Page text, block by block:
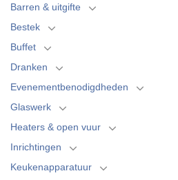
Barren & uitgifte
Bestek
Buffet
Dranken
Evenementbenodigdheden
Glaswerk
Heaters & open vuur
Inrichtingen
Keukenapparatuur